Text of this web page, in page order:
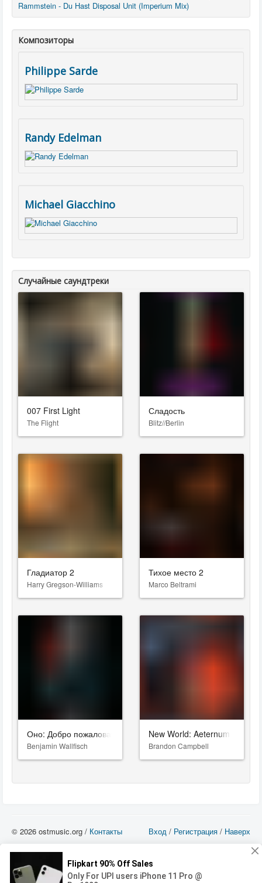
Rammstein - Du Hast Disposal Unit (Imperium Mix)
Композиторы
Philippe Sarde
Randy Edelman
Michael Giacchino
Случайные саундтреки
007 First Light
The Flight
Сладость
Blitz//Berlin
Гладиатор 2
Harry Gregson-Williams
Тихое место 2
Marco Beltrami
Оно: Добро пожаловать в Дерри
Benjamin Wallfisch
New World: Aeternum
Brandon Campbell
Вход / Регистрация / Наверх
© 2026 ostmusic.org / Контакты
можете использовать такие материалы только в том в случае, если
использование производится с ознакомительными целями - для прочих целей